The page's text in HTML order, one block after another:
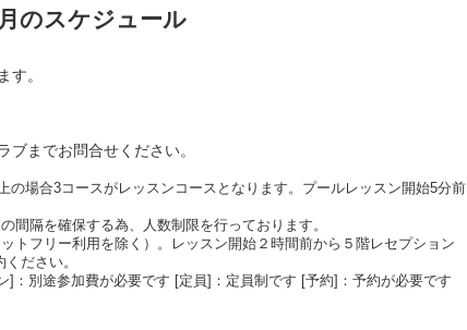
のスケジュール
す。
までお問合せください。
場合3コースがレッスンコースとなります。プールレッスン開始5分前
隔を確保する為、人数制限を行っております。
フリー利用を除く）。レッスン開始２時間前から５階レセプション
ださい。
：別途参加費が必要です [定員]：定員制です [予約]：予約が必要です